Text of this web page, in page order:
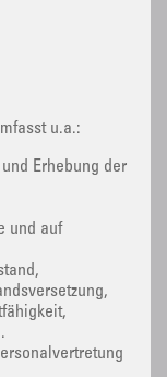
u.a.:
Erhebung der
und auf